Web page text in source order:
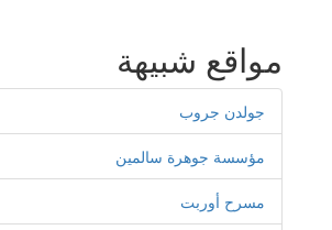
مواقع شبيهة
جولدن جروب
مؤسسة جوهرة سالمين
مسرح أوربت